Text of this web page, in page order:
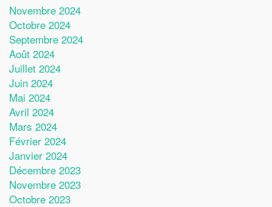
Novembre 2024
Octobre 2024
Septembre 2024
Août 2024
Juillet 2024
Juin 2024
Mai 2024
Avril 2024
Mars 2024
Février 2024
Janvier 2024
Décembre 2023
Novembre 2023
Octobre 2023